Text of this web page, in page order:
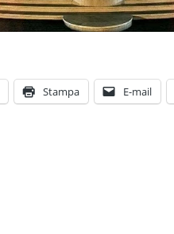
Stampa E-mail